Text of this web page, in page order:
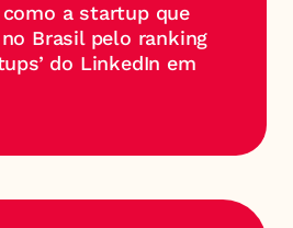
a startup que
Brasil pelo ranking
do LinkedIn em